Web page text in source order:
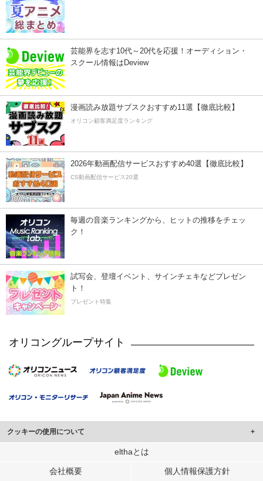
芸能界を志す10代～20代を応援！オーディション・
スクール情報はDeview
漫画読み放題サブスクおすすめ11選【徹底比較】
オリコン顧客満足度ランキング
2026年動画配信サービスおすすめ40選【徹底比較】
CS動画配信サービス20選
毎週の音楽ランキングから、ヒットの推移をチェッ
ク！
試写会、登壇イベント、サインチェキなどプレゼン
ト！
プレゼント特集
オリコングループサイト
クッキーの使用について
このサイトでは Cookie を使用して、ユーザーに合わせたコンテンツや広告の
行っています。
elthaとは
会社概要 個人情報保護方針